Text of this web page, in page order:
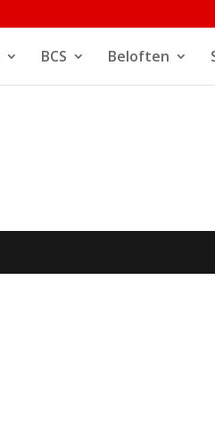
BCS Beloften